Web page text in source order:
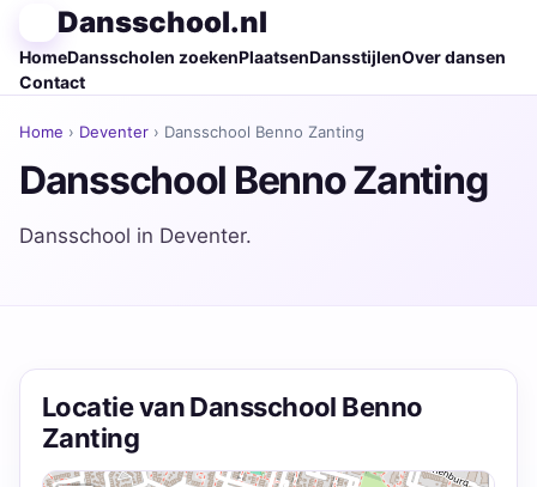
Dansschool.nl
HomeDansscholen zoekenPlaatsenDansstijlenOver dansen
Contact
Home › Deventer › Dansschool Benno Zanting
Dansschool Benno Zanting
Dansschool in Deventer.
Locatie van Dansschool Benno
Zanting